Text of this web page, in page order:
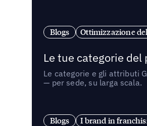
Blogs Ottimizzazione
Le tue categorie
Le categorie e gli attributi
— per sede, su larga scala.
Blogs I brand in